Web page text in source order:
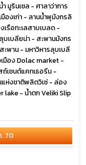
มูรินเซล - ศาลาว่าการ
องเก่า - ลานน้ำพุมังกรลิ
รือทะเลสาบเบลด -
เบลียน่า - สะพานมังกร
พาน - มหาวิหารลุบเบลี
มือง Dolac market -
ถ์เซนต์แคทเธอรีน -
ห่งชาติพลิตวิเซ่ - ล่อง
lake - น้ำตก Veliki Slip
รมันฟอรัม - พระรา
เรคเตอร์ - สปอนซา พา
มอสต์ - ย่านเมืองเก่า -
- ย่านเมืองเก่าบาสคาซิ
Beg Mosque -
. 70